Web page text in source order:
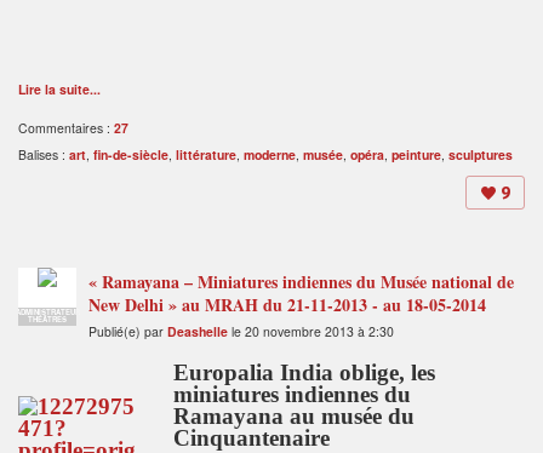
Lire la suite...
Commentaires : 27
Balises : art, fin-de-siècle, littérature, moderne, musée, opéra, peinture, sculptures
9
ADMINISTRATEUR
THÉÂTRES
« Ramayana – Miniatures indiennes du Musée national de
New Delhi » au MRAH du 21-11-2013 - au 18-05-2014
Publié(e) par Deashelle le 20 novembre 2013 à 2:30
Europalia India oblige, les
miniatures indiennes du
Ramayana au musée du
Cinquantenaire